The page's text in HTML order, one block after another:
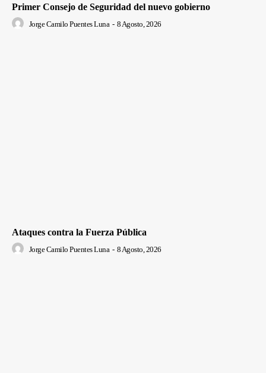
Primer Consejo de Seguridad del nuevo gobierno
Jorge Camilo Puentes Luna - 8 Agosto, 2026
Ataques contra la Fuerza Pública
Jorge Camilo Puentes Luna - 8 Agosto, 2026